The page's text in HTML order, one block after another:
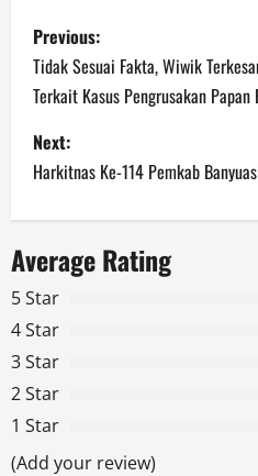
P
o
s
t
n
a
v
i
g
a
Previous:
Tidak Sesuai Fakta, Wiwik
Terkait Kasus Pengrusakan Papan
Next:
Harkitnas Ke-114 Pemkab
Average Rating
5 Star
4 Star
3 Star
2 Star
1 Star
(Add your review)